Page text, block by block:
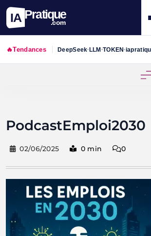
IA Pratique
.com
🔥Tendances DeepSeek•LLM•TOKEN•
PodcastEmploi2030
02/06/2025 0 min 0